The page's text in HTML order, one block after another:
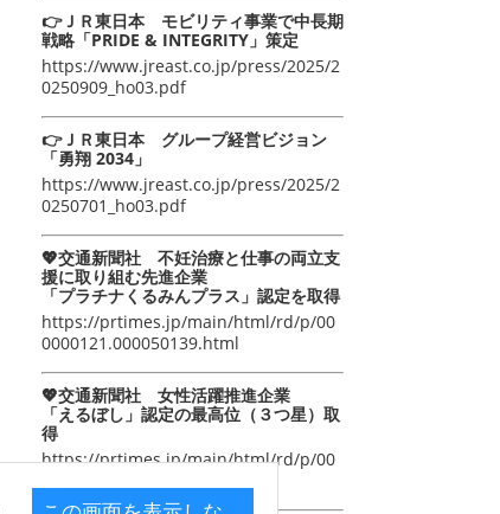
👉ＪＲ東日本 モビリティ事業で中長期
戦略「PRIDE & INTEGRITY」策定
https://www.jreast.co.jp/press/2025/2
0250909_ho03.pdf
👉ＪＲ東日本 グループ経営ビジョン
「勇翔 2034」
https://www.jreast.co.jp/press/2025/2
0250701_ho03.pdf
💖交通新聞社 不妊治療と仕事の両立支
援に取り組む先進企業
「プラチナくるみんプラス」認定を取得
https://prtimes.jp/main/html/rd/p/00
0000121.000050139.html
💖交通新聞社 女性活躍推進企業
「えるぼし」認定の最高位（３つ星）取
得
https://prtimes.jp/main/html/rd/p/00